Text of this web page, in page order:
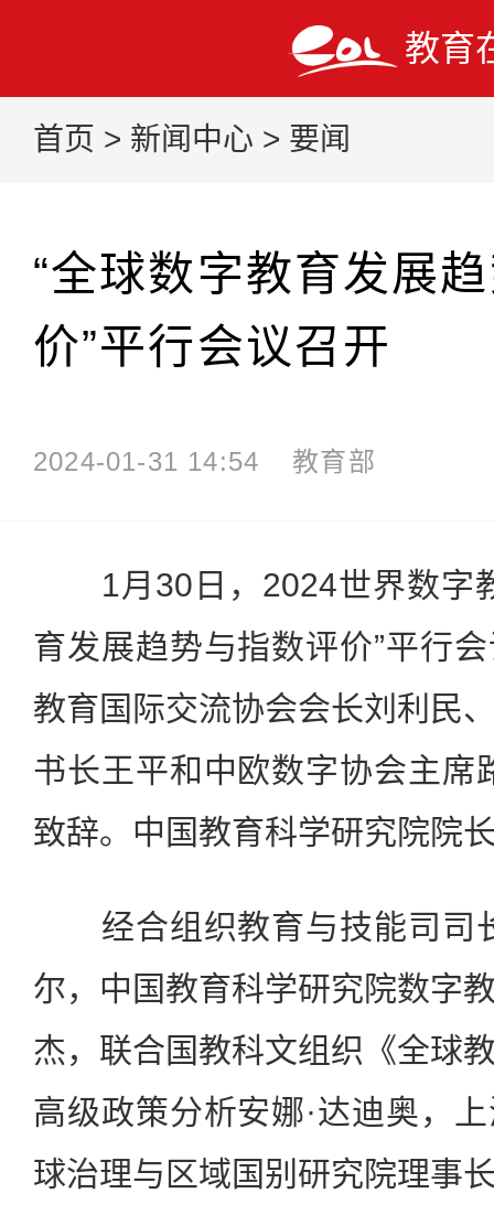
教育
首页 > 新闻中心 > 要闻
“全球数字教育发展
价”平行会议召开
2024-01-31 14:54 教育部
1月30日，2024世界数字
育发展趋势与指数评价”平行
教育国际交流协会会长刘利民
书长王平和中欧数字协会主席
致辞。中国教育科学研究院院
经合组织教育与技能司司
尔，中国教育科学研究院数字
杰，联合国教科文组织《全球
高级政策分析安娜·达迪奥，
球治理与区域国别研究院理事